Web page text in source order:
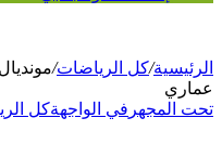
الرئيسية/كل الرياضات/
عماري
تحت المجهر في الواجهةكل